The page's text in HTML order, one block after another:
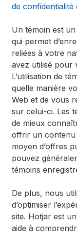
de confidentialité
Un témoin est
qui permet
reliées à votre
avez utilisé pour
L’utilisation de
quelle manière
Web et de vous
sur celui-ci. Les
de mieux
offrir un contenu
moyen d’offres
pouvez
témoins
De plus, nous
d’optimiser
site. Hotjar est
aide à